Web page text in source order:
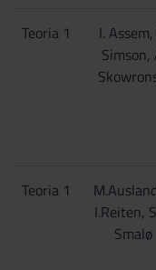
Teoria 1
I. Assem,
Simson,
Teoria 1
I.Reiten,
Smalø